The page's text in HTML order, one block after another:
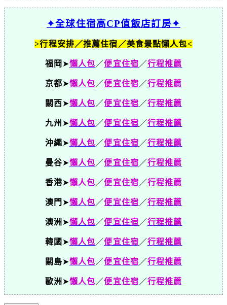
✦全球住宿高CP值飯店訂房✦
>行程安排／推薦住宿／美食景點懶人包<
福岡 ➤懶人包 ／便宜住宿 ／行程推薦
京都➤懶人包 ／便宜住宿 ／行程推薦
關西➤懶人包 ／便宜住宿 ／行程推薦
九州 ➤懶人包 ／便宜住宿 ／行程推薦
沖繩➤懶人包 ／便宜住宿 ／行程推薦
曼谷➤懶人包 ／便宜住宿 ／行程推薦
香港➤懶人包 ／便宜住宿 ／行程推薦
澳門 ➤懶人包 ／便宜住宿 ／行程推薦
澳洲 ➤懶人包 ／便宜住宿 ／行程推薦
韓國 ➤懶人包 ／便宜住宿 ／行程推薦
關島➤懶人包 ／便宜住宿 ／行程推薦
歐洲 ➤懶人包 ／便宜住宿 ／行程推薦